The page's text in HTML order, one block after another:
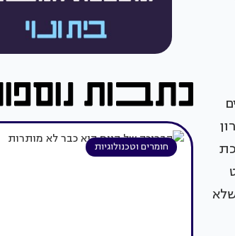
חומרים וטכנולוגיות